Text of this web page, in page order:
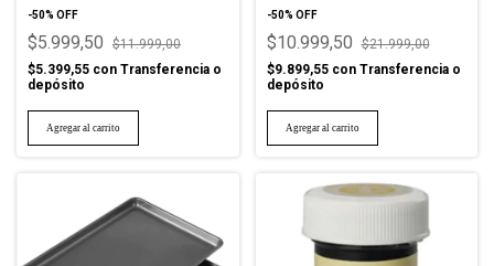
-50% OFF
$5.999,50
$11.999,00
$5.399,55 con Transferencia o
depósito
-50% OFF
$10.999,50
$21.999,00
$9.899,55 con Transferencia o
depósito